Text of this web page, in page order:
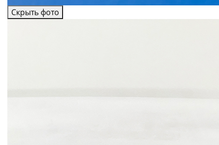
Скрыть фото